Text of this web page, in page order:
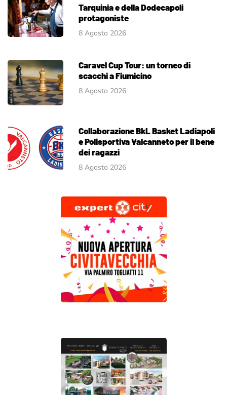
Tarquinia e della Dodecapoli
protagoniste
8 Agosto 2026
Caravel Cup Tour: un torneo di
scacchi a Fiumicino
8 Agosto 2026
Collaborazione BkL Basket Ladiapoli
e Polisportiva Valcanneto per il bene
dei ragazzi
8 Agosto 2026